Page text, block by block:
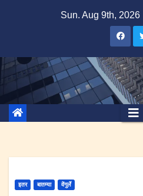
Sun. Aug 9th, 2026
इतर बातम्या वेंगुर्ले